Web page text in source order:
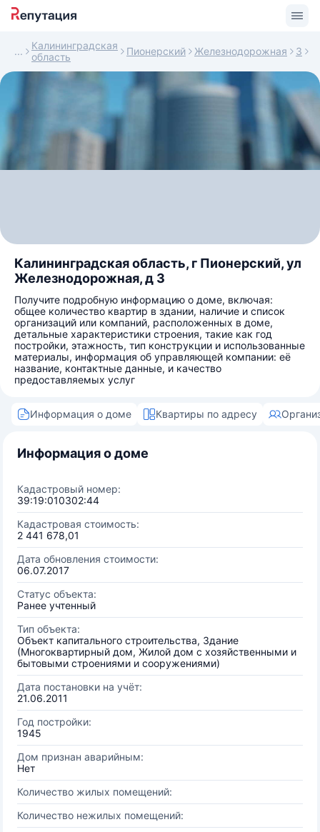
Калининградская
область
Пионерский Железнодорожная 3
Калининградская область, г Пионерский, ул
Железнодорожная, д 3
Получите подробную информацию о доме, включая:
общее количество квартир в здании, наличие и список
организаций или компаний, расположенных в доме,
детальные характеристики строения, такие как год
постройки, этажность, тип конструкции и использованные
материалы, информация об управляющей компании: её
название, контактные данные, и качество
предоставляемых услуг
Информация о доме Квартиры по адресу
Информация о доме
Кадастровый номер:
39:19:010302:44
Кадастровая стоимость:
2 441 678,01
Дата обновления стоимости:
06.07.2017
Статус объекта:
Ранее учтенный
Тип объекта:
Объект капитального строительства, Здание
(Многоквартирный дом, Жилой дом с хозяйственными и
бытовыми строениями и сооружениями)
Дата постановки на учёт:
21.06.2011
Год постройки:
1945
Дом признан аварийным:
Нет
Количество жилых помещений:
Количество нежилых помещений: